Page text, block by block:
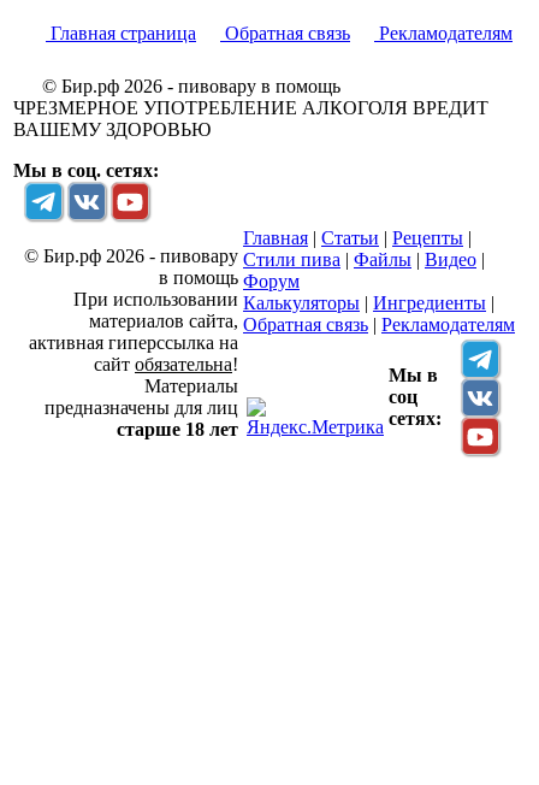
Главная страница Обратная связь Рекламодателям
© Бир.рф 2026 - пивовару в помощь
ЧРЕЗМЕРНОЕ УПОТРЕБЛЕНИЕ АЛКОГОЛЯ ВРЕДИТ
ВАШЕМУ ЗДОРОВЬЮ
Мы в соц. сетях:
© Бир.рф 2026 - пивовару
в помощь
При использовании
материалов сайта,
активная гиперссылка на
сайт обязательна!
Материалы
предназначены для лиц
старше 18 лет
Главная | Статьи | Рецепты |
Стили пива | Файлы | Видео |
Форум
Калькуляторы | Ингредиенты |
Обратная связь | Рекламодателям
Мы в
соц
сетях: